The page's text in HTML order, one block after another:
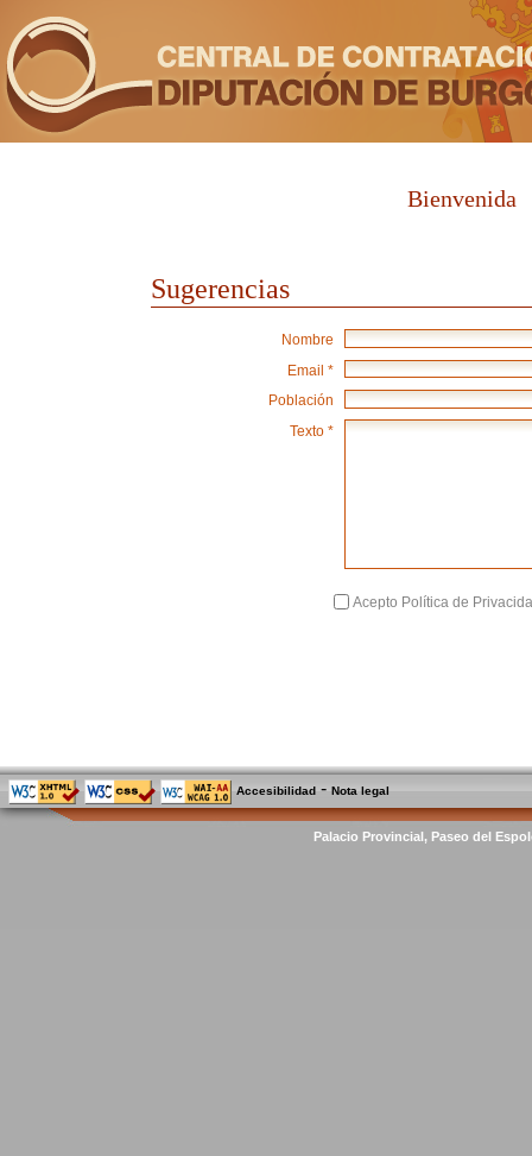
Bienvenida
Sugerencias
Nombre
Email *
Población
Texto *
Acepto Política de
Accesibilidad -Nota legal
Palacio Provincial, Paseo del